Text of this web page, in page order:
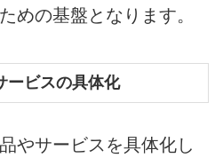
めの基盤となります。
ービスの具体化
やサービスを具体化し